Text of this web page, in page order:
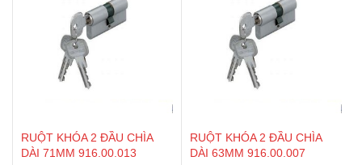
RUỘT KHÓA 2 ĐẦU CHÌA
DÀI 71MM 916.00.013
RUỘT KHÓA 2 ĐẦU CHÌA
DÀI 63MM 916.00.007